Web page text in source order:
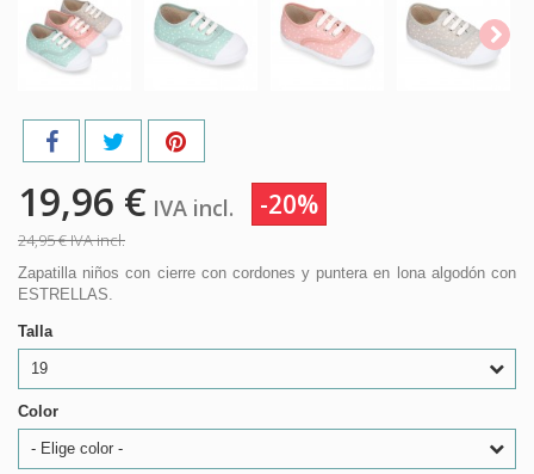
19,96 € IVA incl. -20%
24,95 €IVA incl.
Zapatilla niños con cierre con cordones y puntera en lona algodón con
ESTRELLAS.
Talla
19
Color
- Elige color -